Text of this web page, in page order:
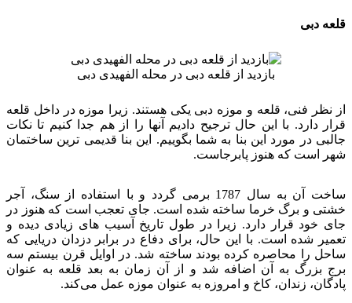
قلعه دبی
بازدید از قلعه دبی در محله الفهیدی دبی
از نظر فنی، قلعه و موزه دبی یکی هستند. زیرا موزه در داخل قلعه
قرار دارد. با این حال ترجیح دادیم آنها را از هم جدا کنیم تا نکات
جالبی در مورد این بنا به شما بگوییم. این بنا قدیمی ترین ساختمان
شهر است که هنوز پابرجاست.
ساخت آن به سال 1787 برمی گردد و با استفاده از سنگ، آجر
خشتی و برگ خرما ساخته شده است. جای تعجب است که هنوز در
جای خود قرار دارد. زیرا در طول تاریخ آسیب های زیادی دیده و
تعمیر شده است. با این حال، برای دفاع در برابر دزدان دریایی که
ساحل را محاصره کرده بودند ساخته شد. در اوایل قرن بیستم سه
برج بزرگ به آن اضافه شد و از آن زمان به بعد قلعه به عنوان
پادگان، زندان، کاخ و امروزه به عنوان موزه عمل می‌کند.